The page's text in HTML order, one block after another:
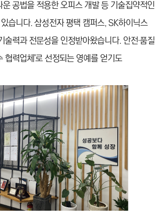
공법을 적용한 오피스 개발 등 기술집약적인
습니다. 삼성전자 평택 캠퍼스, SK하이닉스
력과 전문성을 인정받아왔습니다. 안전·품질
협력업체'로 선정되는 영예를 얻기도